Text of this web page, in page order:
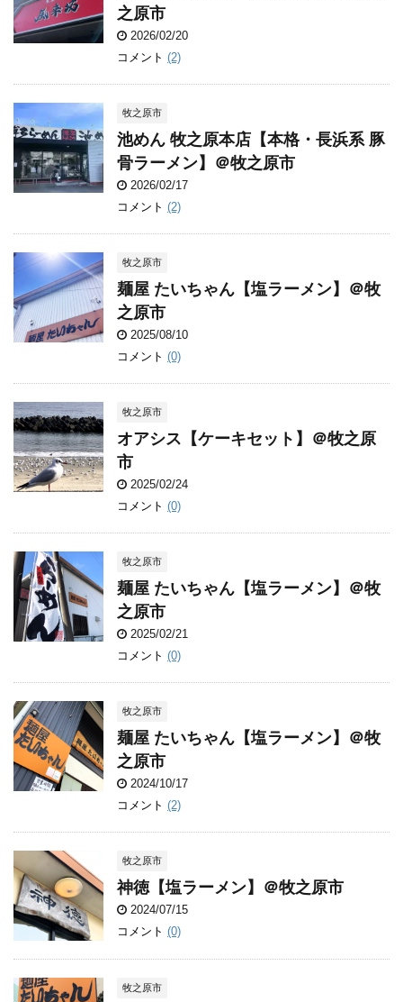
之原市
2026/02/20
コメント (2)
牧之原市
池めん 牧之原本店【本格・長浜系 豚
骨ラーメン】＠牧之原市
2026/02/17
コメント (2)
牧之原市
麺屋 たいちゃん【塩ラーメン】＠牧
之原市
2025/08/10
コメント (0)
牧之原市
オアシス【ケーキセット】＠牧之原
市
2025/02/24
コメント (0)
牧之原市
麺屋 たいちゃん【塩ラーメン】＠牧
之原市
2025/02/21
コメント (0)
牧之原市
麺屋 たいちゃん【塩ラーメン】＠牧
之原市
2024/10/17
コメント (2)
牧之原市
神徳【塩ラーメン】＠牧之原市
2024/07/15
コメント (0)
牧之原市